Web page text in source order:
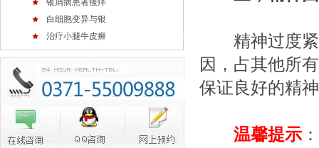
银屑病患者瘙痒
白细胞变异与银
治疗小腿牛皮癣
精神过度紧
因，占其他所
保证良好的精
温馨提示